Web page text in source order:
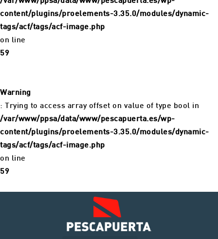
content/plugins/proelements-3.35.0/modules/dynamic-
tags/acf/tags/acf-image.php
on line
59
Warning
: Trying to access array offset on value of type bool in
/var/www/ppsa/data/www/pescapuerta.es/wp-
content/plugins/proelements-3.35.0/modules/dynamic-
tags/acf/tags/acf-image.php
on line
59